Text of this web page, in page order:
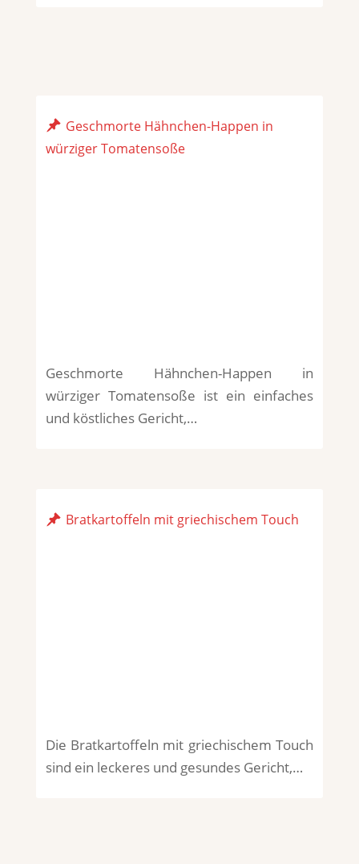
Geschmorte Hähnchen-Happen in
würziger Tomatensoße
Geschmorte Hähnchen-Happen in
würziger Tomatensoße ist ein einfaches
und köstliches Gericht,…
Bratkartoffeln mit griechischem Touch
Die Bratkartoffeln mit griechischem Touch
sind ein leckeres und gesundes Gericht,…